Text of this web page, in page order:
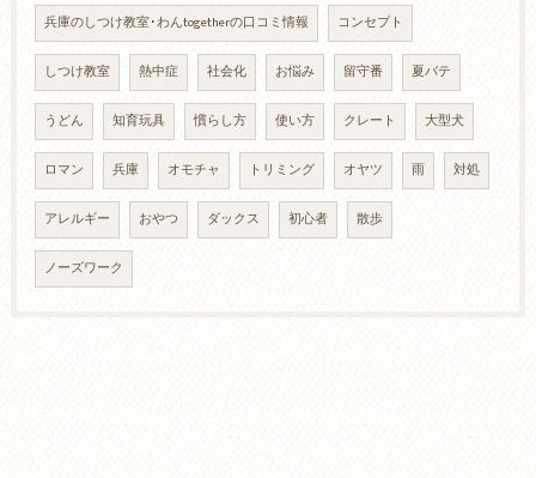
兵庫のしつけ教室･わんtogetherの口コミ情報 コンセプト
しつけ教室 熱中症 社会化 お悩み 留守番 夏バテ
うどん 知育玩具 慣らし方 使い方 クレート 大型犬
ロマン 兵庫 オモチャ トリミング オヤツ 雨 対処
アレルギー おやつ ダックス 初心者 散歩
ノーズワーク